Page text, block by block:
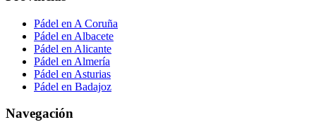
Pádel en A Coruña
Pádel en Albacete
Pádel en Alicante
Pádel en Almería
Pádel en Asturias
Pádel en Badajoz
Navegación